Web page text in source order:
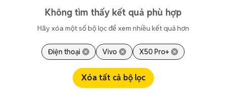
Không tìm thấy kết quả phù hợp
Hãy xóa một số bộ lọc để xem nhiều kết quả hơn
Điện thoại Vivo X50 Pro+
Xóa tất cả bộ lọc